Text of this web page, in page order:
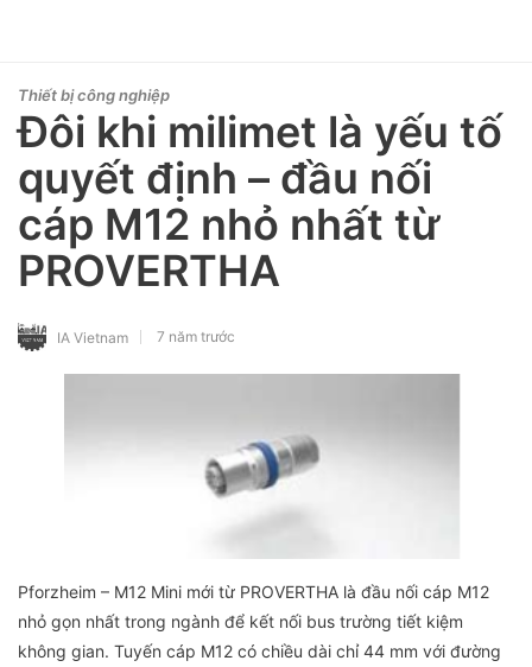
Thiết bị công nghiệp
Đôi khi milimet là yếu tố
quyết định – đầu nối
cáp M12 nhỏ nhất từ
PROVERTHA
IA Vietnam 7 năm trước
Pforzheim – M12 Mini mới từ PROVERTHA là đầu nối cáp M12
nhỏ gọn nhất trong ngành để kết nối bus trường tiết kiệm
không gian. Tuyến cáp M12 có chiều dài chỉ 44 mm với đường